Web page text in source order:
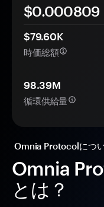
Omnia
とは？
$0.000809
$79.60K
時価総額
98.39M
循環供給量
Omnia Protocolにつ